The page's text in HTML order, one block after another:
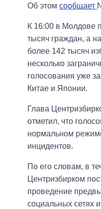
Об этом сообщает
К 16:00 в Молдове
тысяч граждан, а
более 142 тысяч
несколько
голосования уже
Китае и Японии.
Глава
отметил, что
нормальном
инцидентов.
По его словам, в
Центризбирком
проведение
социальных сетях